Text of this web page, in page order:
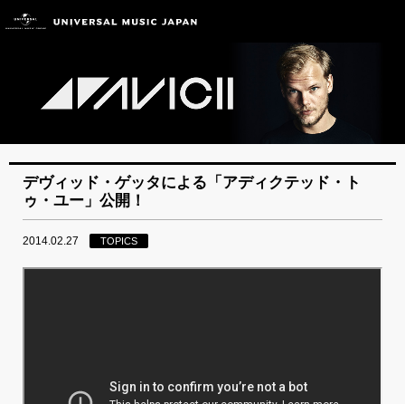
デヴィッド・ゲッタによる「アディクテッド・ト
ゥ・ユー」公開！
2014.02.27 TOPICS